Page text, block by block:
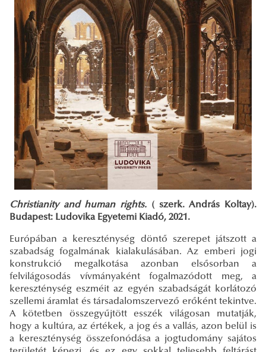
Christianity and human rights. ( szerk. András Koltay).
Budapest: Ludovika Egyetemi Kiadó, 2021.
Európában a kereszténység döntő szerepet játszott a
szabadság fogalmának kialakulásában. Az emberi jogi
konstrukció megalkotása azonban elsősorban a
felvilágosodás vívmányaként fogalmazódott meg, a
kereszténység eszméit az egyén szabadságát korlátozó
szellemi áramlat és társadalomszervező erőként tekintve.
A kötetben összegyűjtött esszék világosan mutatják,
hogy a kultúra, az értékek, a jog és a vallás, azon belül is
a kereszténység összefonódása a jogtudomány sajátos